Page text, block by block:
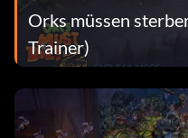
Orks müssen
Trainer)